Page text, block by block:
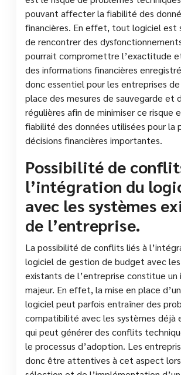
pouvant affecter la fiabilité des
financières. En effet, tout logiciel est
de rencontrer des
pourrait compromettre l’exactitude
des informations financières
donc essentiel pour les entreprises
place des mesures de sauvegarde et
régulières afin de minimiser ce risque
fiabilité des données utilisées pour la
décisions financières importantes.
Possibilité de
l’intégration du
avec les systèmes
de l’entreprise.
La possibilité de conflits liés à
logiciel de gestion de budget avec
existants de l’entreprise constitue un
majeur. En effet, la mise en place
logiciel peut parfois entraîner des
compatibilité avec les systèmes déjà
qui peut générer des conflits
le processus d’adoption. Les
donc être attentives à cet aspect